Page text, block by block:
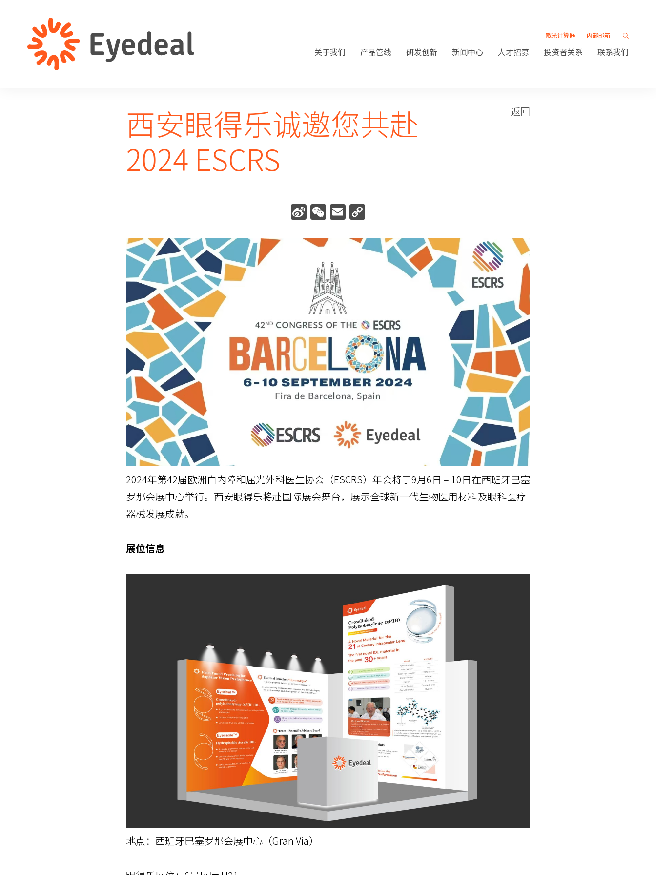
关于我们 产品管线 研发创新 新闻中心 人才招募 投资者关系 联系我们
散光计算器 内部邮箱
西安眼得乐诚邀您共赴
2024 ESCRS
返回
Sina
Weibo
WeChat
Email
2024年第42届欧洲白内障和屈光外科医生协会（ESCRS）年会将于9月6日 – 10日在西班牙巴塞
罗那会展中心举行。西安眼得乐将赴国际展会舞台，展示全球新一代生物医用材料及眼科医疗
器械发展成就。
展位信息
地点：西班牙巴塞罗那会展中心（Gran Via）